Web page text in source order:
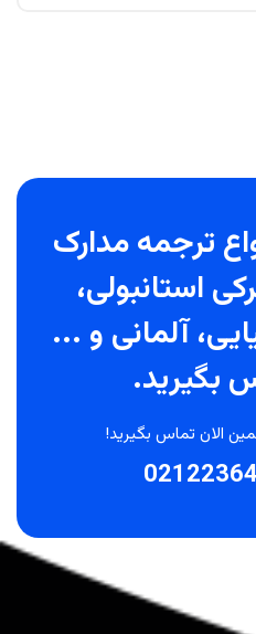
ترجمه مدارک
استانبولی،
آلمانی و ...
بگیرید.
الان تماس بگیرید!